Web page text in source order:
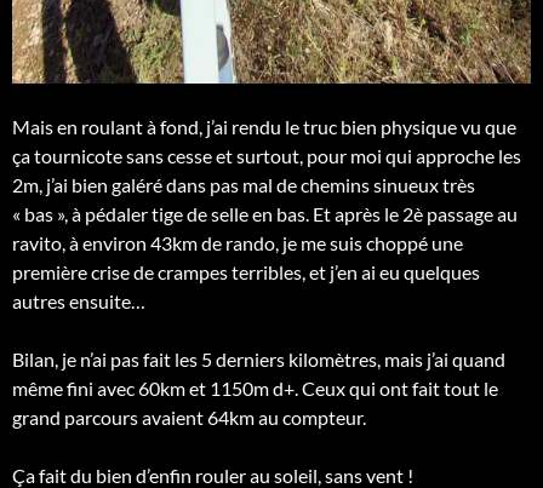
Mais en roulant à fond, j’ai rendu le truc bien physique vu que
ça tournicote sans cesse et surtout, pour moi qui approche les
2m, j’ai bien galéré dans pas mal de chemins sinueux très
« bas », à pédaler tige de selle en bas. Et après le 2è passage au
ravito, à environ 43km de rando, je me suis choppé une
première crise de crampes terribles, et j’en ai eu quelques
autres ensuite…
Bilan, je n’ai pas fait les 5 derniers kilomètres, mais j’ai quand
même fini avec 60km et 1150m d+. Ceux qui ont fait tout le
grand parcours avaient 64km au compteur.
Ça fait du bien d’enfin rouler au soleil, sans vent !